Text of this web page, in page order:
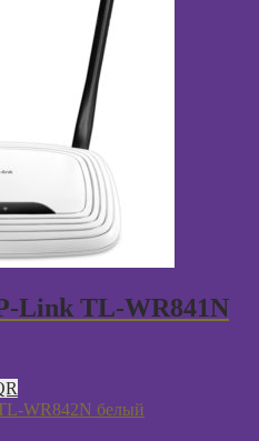
Link TL-WR841N